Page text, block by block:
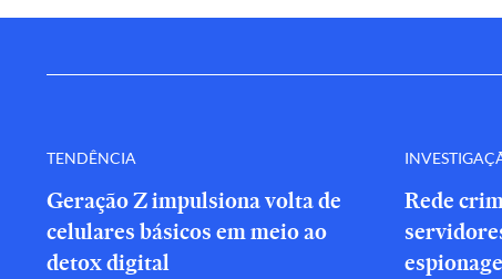
TENDÊNCIA
Geração Z impulsiona volta de
celulares básicos em meio ao
detox digital
Rede